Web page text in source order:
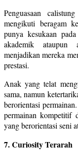
Penguasaan
mengikuti beragam
punya kesukaan
akademik ataupun
menjadikan mereka
prestasi.
Anak yang telat
sama, namun
berorientasi
permainan kompetitif
yang berorientasi seni
7. Curiosity Terarah